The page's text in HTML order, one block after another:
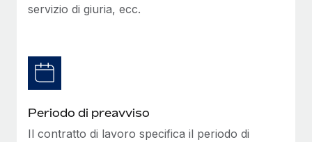
servizio di giuria, ecc.
Periodo di preavviso
Il contratto di lavoro specifica il periodo di